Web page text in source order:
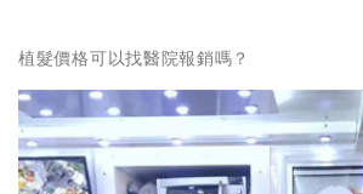
植髮價格可以找醫院報銷嗎？